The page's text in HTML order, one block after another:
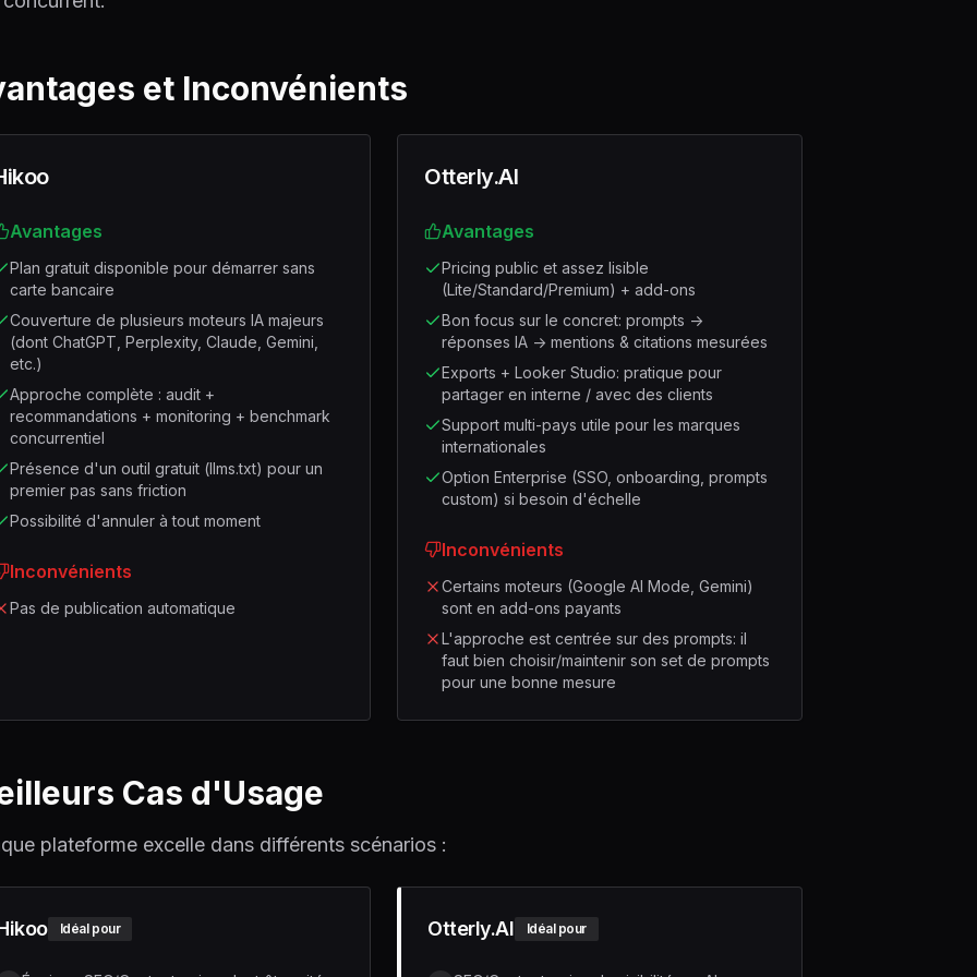
et Inconvénients
Avantages
Plan gratuit disponible pour démarrer sans
carte bancaire
Couverture de plusieurs moteurs IA majeurs
(dont ChatGPT, Perplexity, Claude, Gemini,
etc.)
Approche complète : audit +
recommandations + monitoring + benchmark
concurrentiel
Présence d'un outil gratuit (llms.txt) pour un
premier pas sans friction
Possibilité d'annuler à tout moment
Inconvénients
Pas de publication automatique
Otterly.AI
Avantages
Pricing public et assez lisible
(Lite/Standard/Premium) + add-ons
Bon focus sur le concret: prompts ->
réponses IA -> mentions & citations mesurées
Exports + Looker Studio: pratique pour
partager en interne / avec des clients
Support multi-pays utile pour les marques
internationales
Option Enterprise (SSO, onboarding, prompts
custom) si besoin d'échelle
Inconvénients
Certains moteurs (Google AI Mode, Gemini)
sont en add-ons payants
L'approche est centrée sur des prompts: il
faut bien choisir/maintenir son set de prompts
pour une bonne mesure
Cas d'Usage
plateforme excelle dans différents scénarios :
Idéal pour Otterly.AI Idéal pour